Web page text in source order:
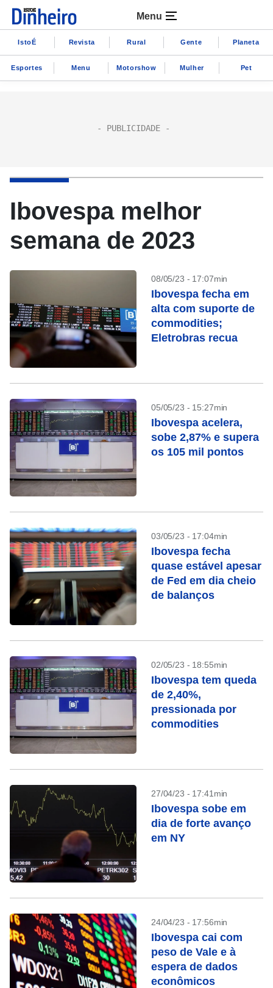
Menu
IstoÉ Revista Rural Gente Planeta
Esportes Menu Motorshow Mulher Pet
Ibovespa melhor
semana de 2023
08/05/23 - 17:07min
Ibovespa fecha em
alta com suporte de
commodities;
Eletrobras recua
05/05/23 - 15:27min
Ibovespa acelera,
sobe 2,87% e supera
os 105 mil pontos
03/05/23 - 17:04min
Ibovespa fecha
quase estável apesar
de Fed em dia cheio
de balanços
02/05/23 - 18:55min
Ibovespa tem queda
de 2,40%,
pressionada por
commodities
27/04/23 - 17:41min
Ibovespa sobe em
dia de forte avanço
em NY
24/04/23 - 17:56min
Ibovespa cai com
peso de Vale e à
espera de dados
econômicos